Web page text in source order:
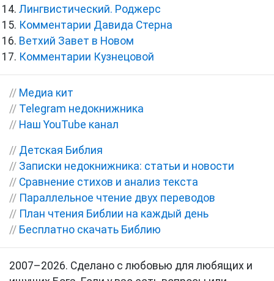
Лингвистический. Роджерс
Комментарии Давида Стерна
Ветхий Завет в Новом
Комментарии Кузнецовой
// Медиа кит
// Telegram недокнижника
// Наш YouTube канал
// Детская Библия
// Записки недокнижника: статьи и новости
// Сравнение стихов и анализ текста
// Параллельное чтение двух переводов
// План чтения Библии на каждый день
// Бесплатно скачать Библию
2007–2026. Сделано с любовью для любящих и